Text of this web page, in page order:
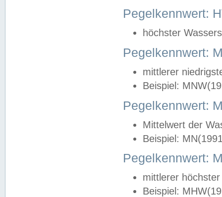
Pegelkennwert:
höchster
Pegelkennwert:
mittlerer
Beispiel:
Pegelkennwert:
Mittelwert der
Beispiel:
Pegelkennwert:
mittlerer
Beispiel: